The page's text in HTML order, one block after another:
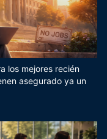
los mejores recién
asegurado ya un